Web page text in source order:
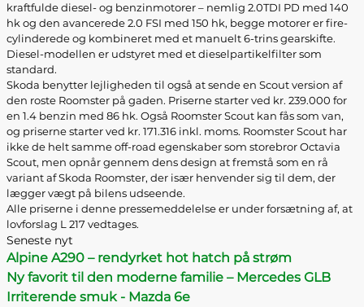
kraftfulde diesel- og benzinmotorer – nemlig 2.0TDI PD med 140
hk og den avancerede 2.0 FSI med 150 hk, begge motorer er fire-
cylinderede og kombineret med et manuelt 6-trins gearskifte.
Diesel-modellen er udstyret med et dieselpartikelfilter som
standard.
Skoda benytter lejligheden til også at sende en Scout version af
den roste Roomster på gaden. Priserne starter ved kr. 239.000 for
en 1.4 benzin med 86 hk. Også Roomster Scout kan fås som van,
og priserne starter ved kr. 171.316 inkl. moms. Roomster Scout har
ikke de helt samme off-road egenskaber som storebror Octavia
Scout, men opnår gennem dens design at fremstå som en rå
variant af Skoda Roomster, der især henvender sig til dem, der
lægger vægt på bilens udseende.
Alle priserne i denne pressemeddelelse er under forsætning af, at
lovforslag L 217 vedtages.
Seneste nyt
Alpine A290 – rendyrket hot hatch på strøm
Ny favorit til den moderne familie – Mercedes GLB
Irriterende smuk - Mazda 6e